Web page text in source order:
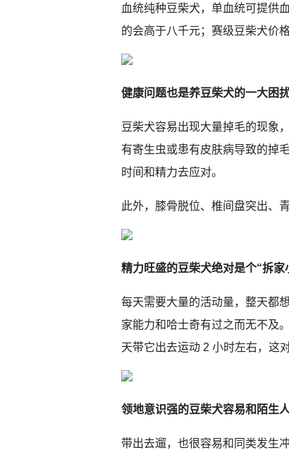
血统纯种豆柴犬，单血统可提供
的会高于八千元；赛级豆柴犬价
健康问题也是养豆柴犬的一大困扰
豆柴犬容易出现大量掉毛的现象
有寄生虫或患有皮肤病导致的掉
时间和精力去应对。
此外，膝骨脱位、椎间盘突出、
精力旺盛的豆柴犬绝对是个“拆家
每天需要大量的活动量，整天都
家能力和哈士奇有过之而无不及
天带它出去运动 2 小时左右，这
领地意识强的豆柴犬容易和陌生
带出去遛，也很容易和同类发生